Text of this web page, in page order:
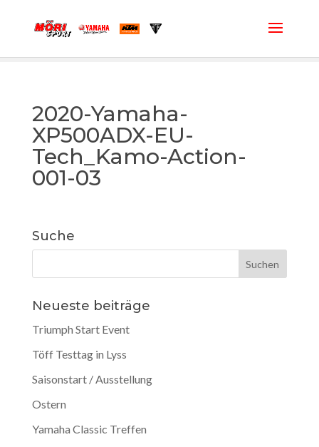
2020-Yamaha-
XP500ADX-EU-
Tech_Kamo-Action-
001-03
Suche
Neueste beiträge
Triumph Start Event
Töff Testtag in Lyss
Saisonstart / Ausstellung
Ostern
Yamaha Classic Treffen